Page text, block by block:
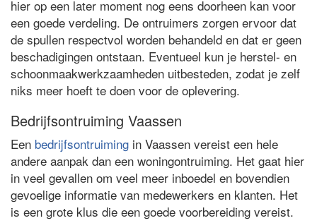
hier op een later moment nog eens doorheen kan voor
een goede verdeling. De ontruimers zorgen ervoor dat
de spullen respectvol worden behandeld en dat er geen
beschadigingen ontstaan. Eventueel kun je herstel- en
schoonmaakwerkzaamheden uitbesteden, zodat je zelf
niks meer hoeft te doen voor de oplevering.
Bedrijfsontruiming Vaassen
Een bedrijfsontruiming in Vaassen vereist een hele
andere aanpak dan een woningontruiming. Het gaat hier
in veel gevallen om veel meer inboedel en bovendien
gevoelige informatie van medewerkers en klanten. Het
is een grote klus die een goede voorbereiding vereist.